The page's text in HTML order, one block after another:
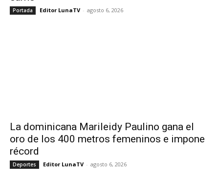
Portada Editor LunaTV - agosto 6, 2026
La dominicana Marileidy Paulino gana el
oro de los 400 metros femeninos e impone
récord
Deportes Editor LunaTV - agosto 6, 2026